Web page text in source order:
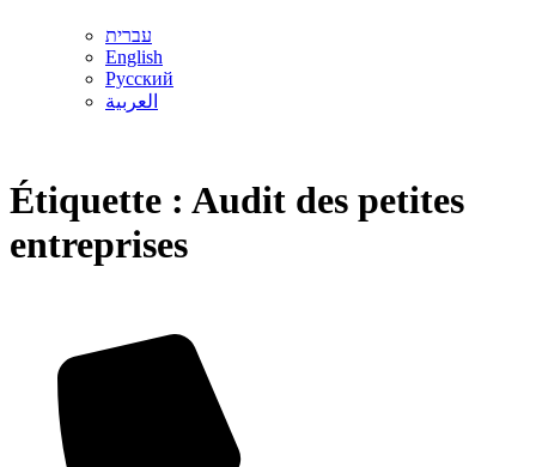
עברית
English
Русский
العربية
Étiquette : Audit des petites
entreprises